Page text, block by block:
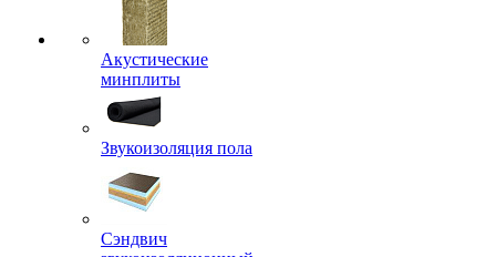
Акустические
минплиты
Звукоизоляция пола
Сэндвич